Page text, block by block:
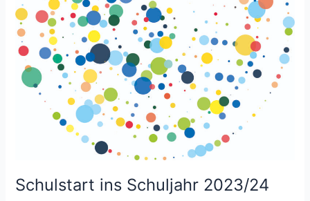
Schulstart ins Schuljahr 2023/24